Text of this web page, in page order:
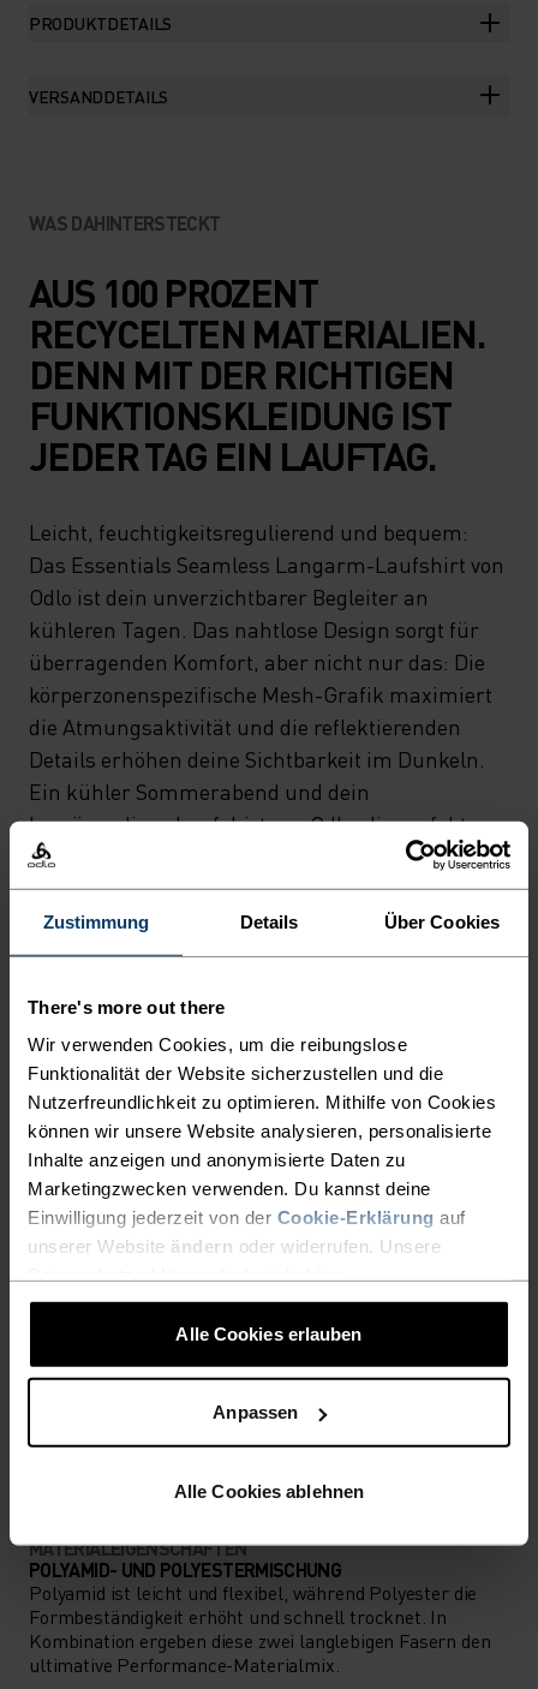
Zustimmung Details Über Cookies
There's more out there
Wir verwenden Cookies, um die reibungslose
Funktionalität der Website sicherzustellen und die
Nutzerfreundlichkeit zu optimieren. Mithilfe von Cookies
können wir unsere Website analysieren, personalisierte
Inhalte anzeigen und anonymisierte Daten zu
Marketingzwecken verwenden. Du kannst deine
Einwilligung jederzeit von der Cookie-Erklärung auf
unserer Website ändern oder widerrufen. Unsere
Alle Cookies erlauben
Anpassen
Alle Cookies ablehnen
PRODUKTDETAILS
VERSANDDETAILS
WAS DAHINTERSTECKT
AUS 100 PROZENT
RECYCELTEN MATERIALIEN.
DENN MIT DER RICHTIGEN
FUNKTIONSKLEIDUNG IST
JEDER TAG EIN LAUFTAG.
Leicht, feuchtigkeitsregulierend und bequem:
Das Essentials Seamless Langarm-Laufshirt von
Odlo ist dein unverzichtbarer Begleiter an
kühleren Tagen. Das nahtlose Design sorgt für
überragenden Komfort, aber nicht nur das: Die
körperzonenspezifische Mesh-Grafik maximiert
die Atmungsaktivität und die reflektierenden
Details erhöhen deine Sichtbarkeit im Dunkeln.
Ein kühler Sommerabend und dein
langärmeliges Laufshirt von Odlo: die perfekte
Combo.
LEICHTER SCHNELLER
LAUFEN
Schnell trocken, unglaublich leicht: Performance-
Laufbekleidung, die alle anderen hinter sich lässt.
AKTIVITÄTSNIVEAU
NIEDRIG MODERAT HOCH
ALLES HOCHINTENSIVE AKTIVITÄTEN
Training - Running
MATERIALEIGENSCHAFTEN
POLYAMID- UND POLYESTERMISCHUNG
Polyamid ist leicht und flexibel, während Polyester die
Formbeständigkeit erhöht und schnell trocknet. In
Kombination ergeben diese zwei langlebigen Fasern den
ultimative Performance-Materialmix.